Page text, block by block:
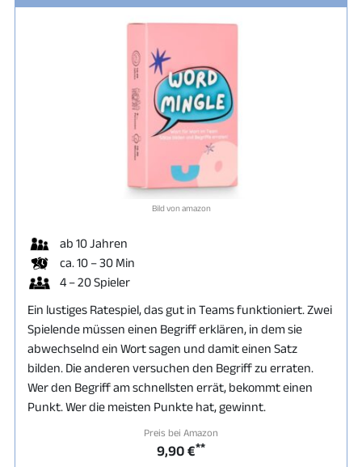
Bild von amazon
ab 10 Jahren
ca. 10 – 30 Min
4 – 20 Spieler
Ein lustiges Ratespiel, das gut in Teams funktioniert. Zwei
Spielende müssen einen Begriff erklären, in dem sie
abwechselnd ein Wort sagen und damit einen Satz
bilden. Die anderen versuchen den Begriff zu erraten.
Wer den Begriff am schnellsten errät, bekommt einen
Punkt. Wer die meisten Punkte hat, gewinnt.
Preis bei Amazon
9,90 €**